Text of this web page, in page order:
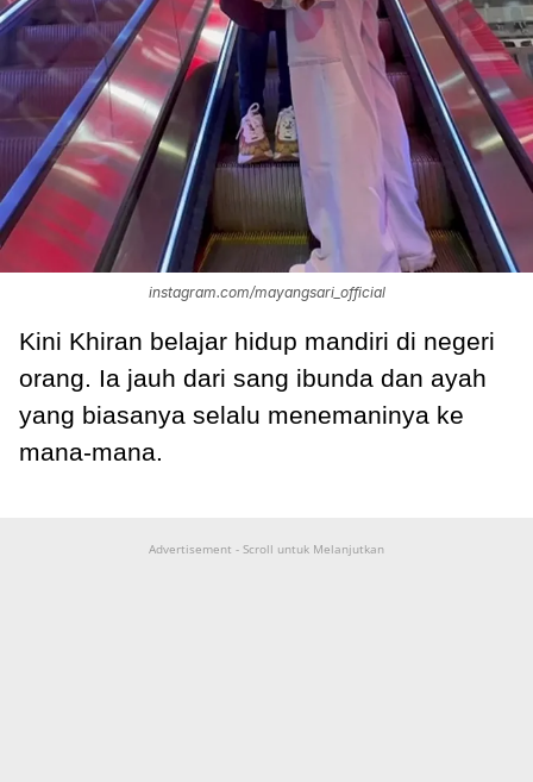
instagram.com/mayangsari_official
Kini Khiran belajar hidup mandiri di negeri
orang. Ia jauh dari sang ibunda dan ayah
yang biasanya selalu menemaninya ke
mana-mana.
Advertisement - Scroll untuk Melanjutkan